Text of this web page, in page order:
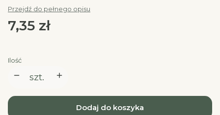
Przejdź do pełnego opisu
Cena
7,35 zł
Ilość
szt.
Dodaj do koszyka